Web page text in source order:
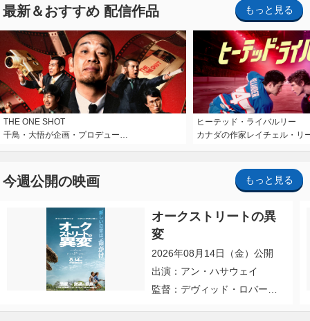
最新＆おすすめ 配信作品 もっと見る
THE ONE SHOT
千鳥・大悟が企画・プロデュー…
ヒーテッド・ライバルリー
カナダの作家レイチェル・リ
今週公開の映画 もっと見る
オークストリートの異
変
2026年08月14日（金）公開
出演：アン・ハサウェイ
監督：デヴィッド・ロバー